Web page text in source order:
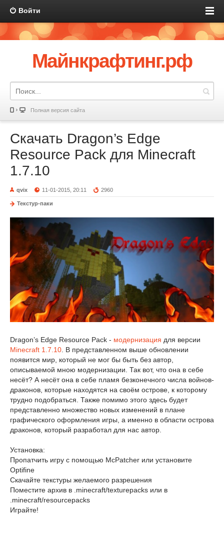
Войти
Майнкрафтинг.рф
Полная версия сайта
Скачать Dragon’s Edge
Resource Pack для Minecraft
1.7.10
qvix 11-01-2015, 20:11 2960
Текстур-паки
Dragon’s Edge Resource Pack - модернизация для версии
Minecraft 1.7.10 . В представленном выше обновлении
появится мир, который не мог бы быть без автор,
описываемой мною модернизации. Так вот, что она в себе
несёт? А несёт она в себе пламя безконечного числа войнов-
драконов, которые находятся на своём острове, к которому
трудно подобраться. Также помимо этого здесь будет
представленно множество новых изменений в плане
графического оформления игры, а именно в области острова
драконов, который разработал для нас автор.
Установка:
Пропатчить игру с помощью McPatcher или установите
Optifine
Скачайте текстуры желаемого разрешения
Поместите архив в .minecraft/texturepacks или в
.minecraft/resourcepacks
Играйте!